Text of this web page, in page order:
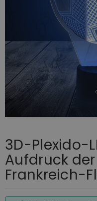
3D-Plexido-
Aufdruck
Frankreich-